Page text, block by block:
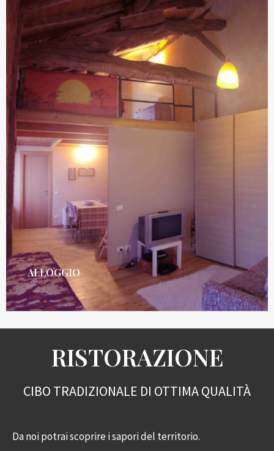
ALLOGGIO
RISTORAZIONE
CIBO TRADIZIONALE DI OTTIMA QUALITÀ
Da noi potrai scoprire i sapori del territorio.